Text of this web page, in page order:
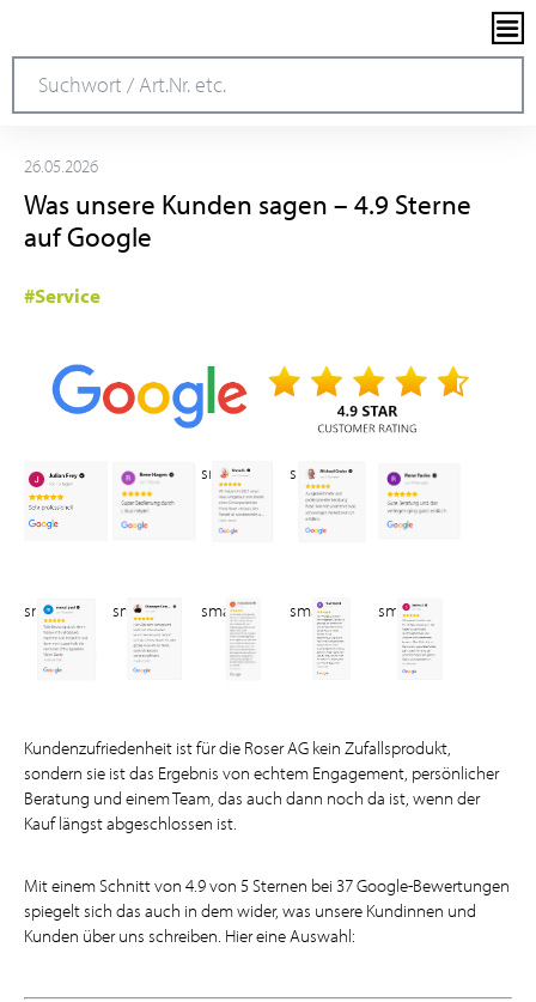
26.05.2026
Was unsere Kunden sagen – 4.9 Sterne
auf Google
#Service
small small small small small
small small small small small
Kundenzufriedenheit ist für die Roser AG kein Zufallsprodukt,
sondern sie ist das Ergebnis von echtem Engagement, persönlicher
Beratung und einem Team, das auch dann noch da ist, wenn der
Kauf längst abgeschlossen ist.
Mit einem Schnitt von 4.9 von 5 Sternen bei 37 Google-Bewertungen
spiegelt sich das auch in dem wider, was unsere Kundinnen und
Kunden über uns schreiben. Hier eine Auswahl: